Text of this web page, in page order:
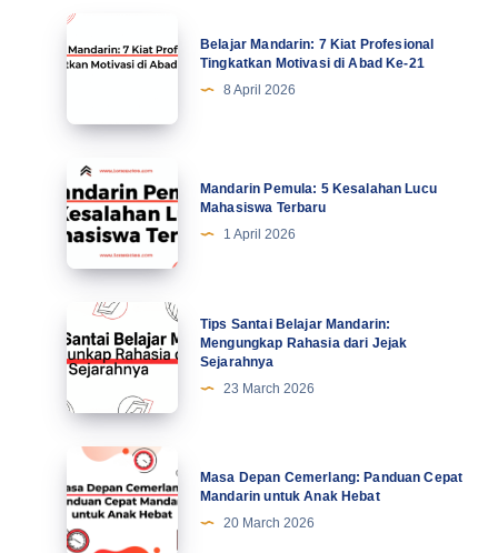
Belajar
Mandarin:
Profesional
Tingkatkan
Motivasi
di
Abad
Ke-
Belajar Mandarin: 7 Kiat Profesional
Tingkatkan Motivasi di Abad Ke-21
8 April 2026
Mandarin
Pemula:
5
Kesalahan
Lucu
Mahasiswa
Terbaru
Mandarin Pemula: 5 Kesalahan Lucu
Mahasiswa Terbaru
1 April 2026
Tips
Santai
Belajar
Mandarin:
Mengungkap
Rahasia
dari
Jejak
Sejarahnya
Tips Santai Belajar Mandarin:
Mengungkap Rahasia dari Jejak
Sejarahnya
23 March 2026
Masa
Depan
Cemerlang:
Panduan
Masa Depan Cemerlang: Panduan Cepat
Mandarin untuk Anak Hebat
20 March 2026